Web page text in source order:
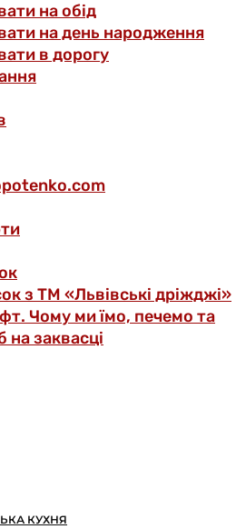
на обід
на день народження
в дорогу
з ТМ «Львівські дріжджі»
Чому ми їмо, печемо та
на заквасці
КУХНЯ